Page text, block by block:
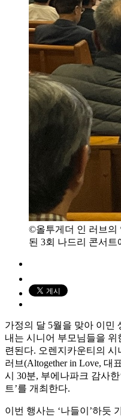
©올투게더 인 러브의
된 3회 나드리 콘서
가정의 달 5월을 맞아 이민
내는 시니어 부모님들을
련된다. 오렌지카운티의 시
러브(Altogether in Love, 대
시 30분, 부에나파크 감사
트’를 개최한다.
이번 행사는 ‘나들이’하듯